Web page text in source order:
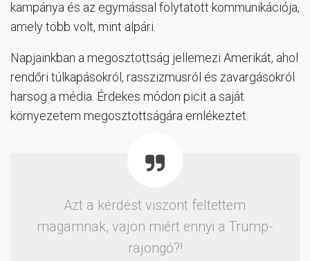
kampánya és az egymással folytatott kommunikációja,
amely több volt, mint alpári.
Napjainkban a megosztottság jellemezi Amerikát, ahol
rendőri túlkapásokról, rasszizmusról és zavargásokról
harsog a média. Érdekes módon picit a saját
környezetem megosztottságára emlékeztet.
Azt a kérdést viszont feltettem
magamnak, vajon miért ennyi a Trump-
rajongó?!